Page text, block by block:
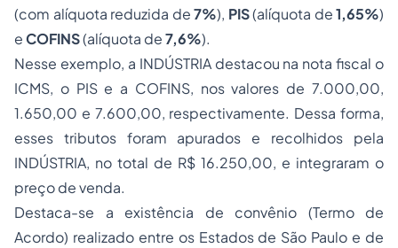
(com alíquota reduzida de7%), PIS(alíquota de1,65%)
eCOFINS(alíquota de7,6%).
Nesse exemplo, a INDÚSTRIA destacou na nota fiscal o
ICMS, o PIS e a COFINS, nos valores de 7.000,00,
1.650,00 e 7.600,00, respectivamente. Dessa forma,
esses tributos foram apurados e recolhidos pela
INDÚSTRIA, no total de R$ 16.250,00, e integraram o
preço de venda.
Destaca-se a existência de convênio (Termo de
Acordo) realizado entre os Estados de São Paulo e de